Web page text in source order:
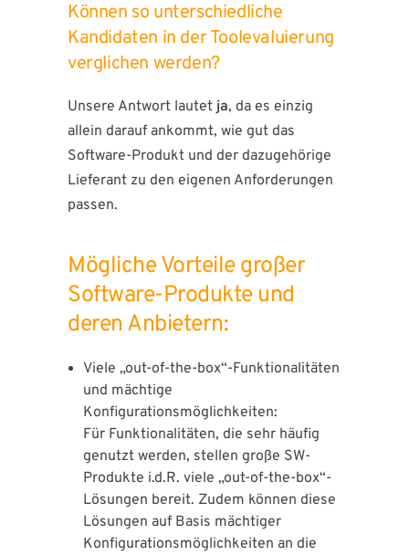
Können so unterschiedliche
Kandidaten in der Toolevaluierung
verglichen werden?
Unsere Antwort lautet ja, da es einzig
allein darauf ankommt, wie gut das
Software-Produkt und der dazugehörige
Lieferant zu den eigenen Anforderungen
passen.
Mögliche Vorteile großer
Software-Produkte und
deren Anbietern:
Viele „out-of-the-box“-Funktionalitäten
und mächtige
Konfigurationsmöglichkeiten:
Für Funktionalitäten, die sehr häufig
genutzt werden, stellen große SW-
Produkte i.d.R. viele „out-of-the-box“-
Lösungen bereit. Zudem können diese
Lösungen auf Basis mächtiger
Konfigurationsmöglichkeiten an die